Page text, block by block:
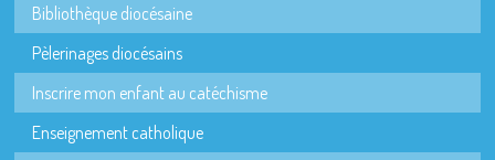
Bibliothèque diocésaine
Pèlerinages diocésains
Inscrire mon enfant au catéchisme
Enseignement catholique